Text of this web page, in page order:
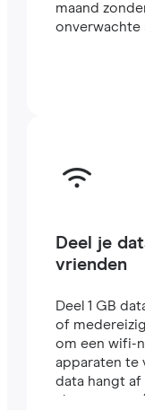
maand
onverwachte
Deel je
vrienden
Deel 1 GB
of
om een wifi-
apparaten te
data hangt af
abonnement